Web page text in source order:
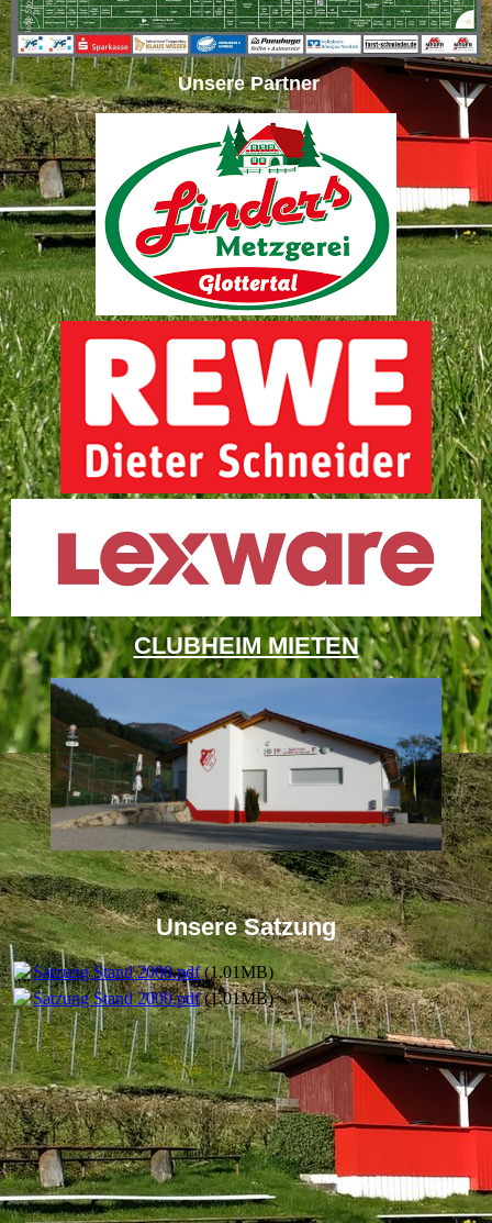
Unsere Partner
CLUBHEIM MIETEN
Unsere Satzung
Satzung Stand 2000.pdf(1.01MB)
Satzung Stand 2000.pdf(1.01MB)